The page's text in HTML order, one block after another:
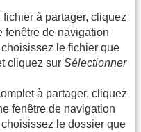
à partager, cliquez
fenêtre de navigation
le fichier que
cliquez sur Sélectionner
à partager, cliquez
fenêtre de navigation
le dossier que